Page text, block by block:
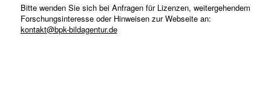
Bitte wenden Sie sich bei Anfragen für Lizenzen, weitergehendem
Forschungsinteresse oder Hinweisen zur Webseite an:
kontakt@bpk-bildagentur.de